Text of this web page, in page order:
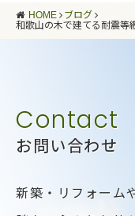
HOME
ブログ
和歌山の木で建てる耐震
お問い合わせ
新築・リフォーム